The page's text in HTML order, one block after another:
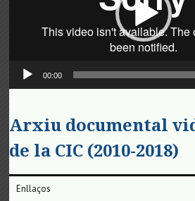
00:00
Arxiu documental
de la CIC (2010-2018)
Enllaços